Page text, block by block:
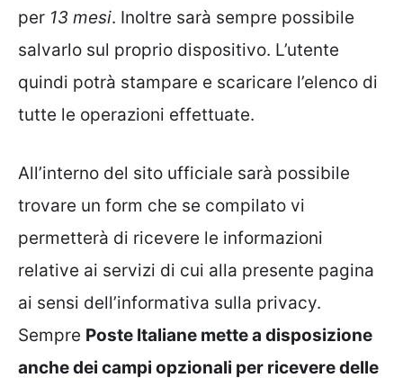
per 13 mesi. Inoltre sarà sempre possibile
salvarlo sul proprio dispositivo. L’utente
quindi potrà stampare e scaricare l’elenco di
tutte le operazioni effettuate.
All’interno del sito ufficiale sarà possibile
trovare un form che se compilato vi
permetterà di ricevere le informazioni
relative ai servizi di cui alla presente pagina
ai sensi dell’informativa sulla privacy.
Sempre Poste Italiane mette a disposizione
anche dei campi opzionali per ricevere delle